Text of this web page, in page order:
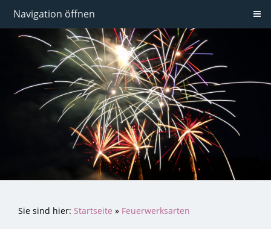
Navigation öffnen
Sie sind hier: Startseite » Feuerwerksarten